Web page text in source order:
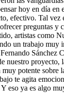
hoy en día en
efectivo. Tal vez
preguntas y
artistas como
un trabajo muy
Sánchez
nuestro proyecto,
potente sobre
te agita
eso ya es algo